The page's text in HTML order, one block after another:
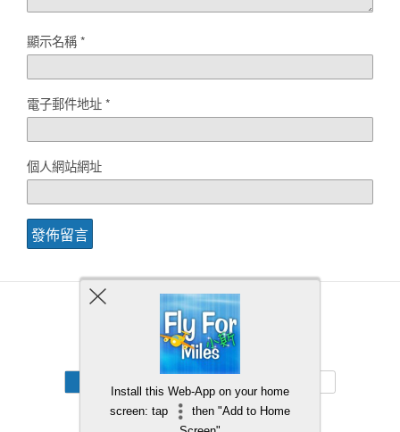
顯示名稱*
電子郵件地址*
個人網站網址
Back to top
Install this Web-App on your home
screen: tap
then "Add to Home